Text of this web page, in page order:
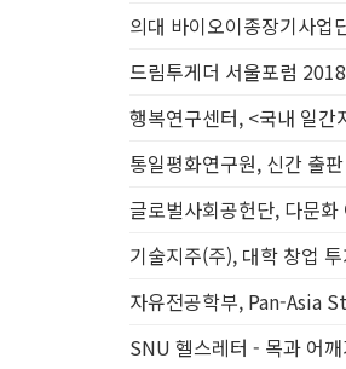
의대 바이오이종장기사업
드림투게더 서울포럼 2018
행복연구센터, <국내 일간
통일평화연구원, 신간 출
글로벌사회공헌단, 다문
기술지주(주), 대학 창업
자유전공학부, Pan-Asia
SNU 헬스레터 - 목과 어